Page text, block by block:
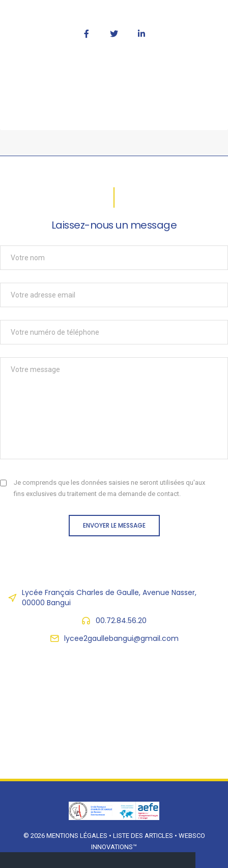
Laissez-nous un message
Je comprends que les données saisies ne seront utilisées qu'aux
fins exclusives du traitement de ma demande de contact.
ENVOYER LE MESSAGE
Lycée Français Charles de Gaulle, Avenue Nasser,
00000 Bangui
00.72.84.56.20
lycee2gaullebangui@gmail.com
© 2026 MENTIONS LÉGALES • LISTE DES ARTICLES • WEBSCO
INNOVATIONS™